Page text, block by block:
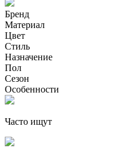
Бренд
Материал
Цвет
Стиль
Назначение
Пол
Сезон
Особенности
Часто ищут